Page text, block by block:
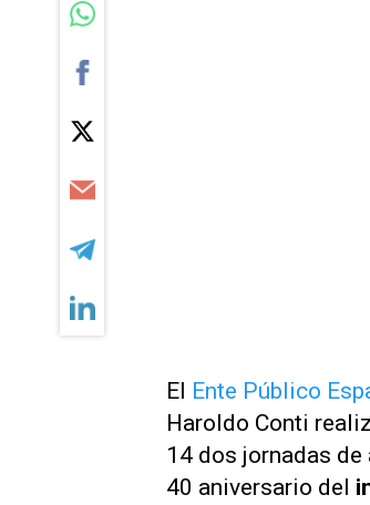
El Ente Público
Haroldo Conti
14 dos jornadas
40 aniversario del